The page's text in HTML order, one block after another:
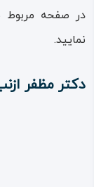
در صفحه مربوط
نمایید.
دکتر مظفر